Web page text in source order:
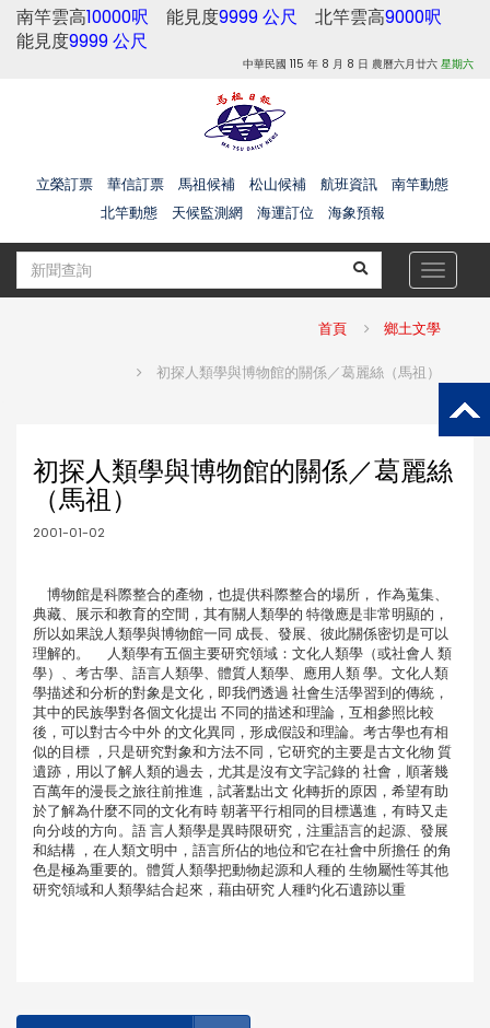
南竿雲高10000呎 能見度9999 公尺 北竿雲高9000呎
能見度9999 公尺
中華民國 115 年 8 月 8 日 農曆六月廿六 星期六
立榮訂票 華信訂票 馬祖候補 松山候補 航班資訊
南竿動態
北竿動態
天候監測網 海運訂位 海象預報
Toggle
首頁 鄉土文學
初探人類學與博物館的關係／葛麗絲（馬祖）
初探人類學與博物館的關係／葛麗絲
（馬祖）
2001-01-02
博物館是科際整合的產物，也提供科際整合的場所， 作為蒐集、
典藏、展示和教育的空間，其有關人類學的 特徵應是非常明顯的，
所以如果說人類學與博物館一同 成長、發展、彼此關係密切是可以
理解的。 人類學有五個主要研究領域：文化人類學（或社會人 類
學）、考古學、語言人類學、體質人類學、應用人類 學。文化人類
學描述和分析的對象是文化，即我們透過 社會生活學習到的傳統，
其中的民族學對各個文化提出 不同的描述和理論，互相參照比較
後，可以對古今中外 的文化異同，形成假設和理論。考古學也有相
似的目標 ，只是研究對象和方法不同，它研究的主要是古文化物 質
遺跡，用以了解人類的過去，尤其是沒有文字記錄的 社會，順著幾
百萬年的漫長之旅往前推進，試著點出文 化轉折的原因，希望有助
於了解為什麼不同的文化有時 朝著平行相同的目標邁進，有時又走
向分歧的方向。語 言人類學是異時限研究，注重語言的起源、發展
和結構 ，在人類文明中，語言所佔的地位和它在社會中所擔任 的角
色是極為重要的。體質人類學把動物起源和人種的 生物屬性等其他
研究領域和人類學結合起來，藉由研究 人種旳化石遺跡以重